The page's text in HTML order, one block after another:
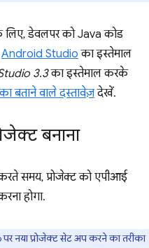
लिए, डेवलपर को Java कोड
Android Studio का इस्तेमाल
3.3का इस्तेमाल करके
बताने वाले दस्तावेज़देखें.
बनाना
समय, प्रोजेक्ट को एपीआई
होगा.
नया प्रोजेक्ट सेट अप करने का तरीका